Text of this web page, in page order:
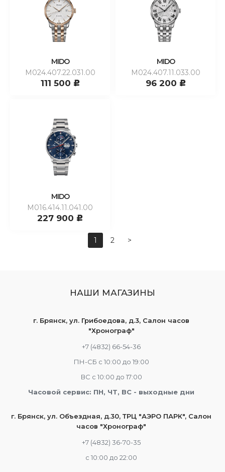
MIDO
M024.407.22.031.00
111 500 c
MIDO
M024.407.11.033.00
96 200 c
MIDO
M016.414.11.041.00
227 900 c
1 2 >
НАШИ МАГАЗИНЫ
г. Брянск, ул. Грибоедова, д.3, Салон часов
"Хронограф"
+7 (4832) 66-54-36
ПН-СБ с 10:00 до 19:00
ВС с 10:00 до 17:00
Часовой сервис: ПН, ЧТ, ВС - выходные дни
г. Брянск, ул. Объездная, д.30, ТРЦ "АЭРО ПАРК", Салон
часов "Хронограф"
+7 (4832) 36-70-35
c 10:00 до 22:00